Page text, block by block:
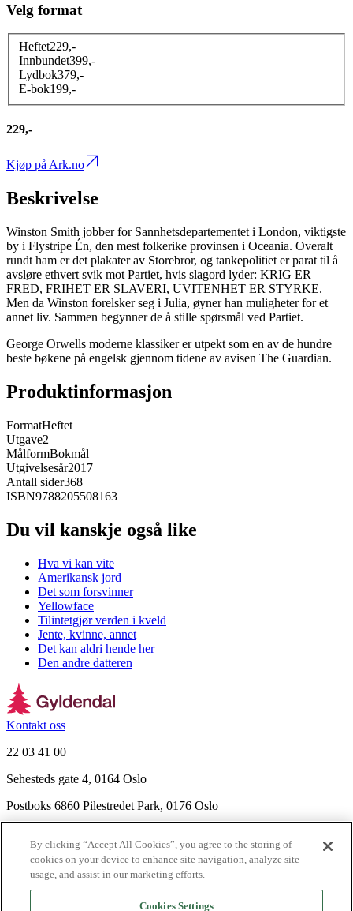
Velg format
Heftet229,-
Innbundet399,-
Lydbok379,-
E-bok199,-
229,-
Kjøp på Ark.no
Beskrivelse
Winston Smith jobber for Sannhetsdepartementet i London, viktigste
by i Flystripe Én, den mest folkerike provinsen i Oceania. Overalt
rundt ham er det plakater av Storebror, og tankepolitiet er parat til å
avsløre ethvert svik mot Partiet, hvis slagord lyder: KRIG ER
FRED, FRIHET ER SLAVERI, UVITENHET ER STYRKE.
Men da Winston forelsker seg i Julia, øyner han muligheter for et
annet liv. Sammen begynner de å stille spørsmål ved Partiet.
George Orwells moderne klassiker er utpekt som en av de hundre
beste bøkene på engelsk gjennom tidene av avisen The Guardian.
Produktinformasjon
FormatHeftet
Utgave2
MålformBokmål
Utgivelsesår2017
Antall sider368
ISBN9788205508163
Du vil kanskje også like
Hva vi kan vite
Amerikansk jord
Det som forsvinner
Yellowface
Tilintetgjør verden i kveld
Jente, kvinne, annet
Det kan aldri hende her
Den andre datteren
Kontakt oss
22 03 41 00
Sehesteds gate 4, 0164 Oslo
Postboks 6860 Pilestredet Park, 0176 Oslo
Nyhetsbrev
Ledige stillinger
Send inn manus
By clicking “Accept All Cookies”, you agree to the storing of
cookies on your device to enhance site navigation, analyze site
usage, and assist in our marketing efforts.
Cookies Settings